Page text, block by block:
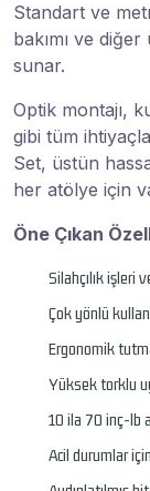
Öne Çıkan
Silahçılık işleri
Çok yönlü
Ergonomik
Yüksek torklu
10 ila 70 inç-lb
Acil durumlar
Standart ve
bakımı ve
sunar.
Optik montajı,
gibi tüm
Set, üstün
her atölye için